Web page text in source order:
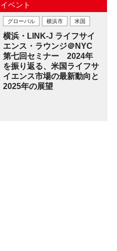
イベント
グローバル 横浜市 米国
横浜・LINK-J ライフサイ
エンス・ラウンジ＠NYC
第七回セミナー 2024年
を振り返る、米国ライフサ
イエンス市場の最新動向と
2025年の展望